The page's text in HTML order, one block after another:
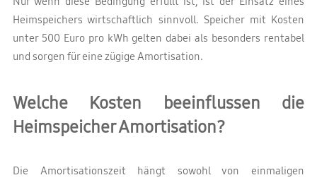
Heimspeichers wirtschaftlich sinnvoll. Speicher mit Kosten
unter 500 Euro pro kWh gelten dabei als besonders rentabel
und sorgen für eine zügige Amortisation.
Welche Kosten beeinflussen die
Heimspeicher Amortisation?
Die Amortisationszeit hängt sowohl von einmaligen